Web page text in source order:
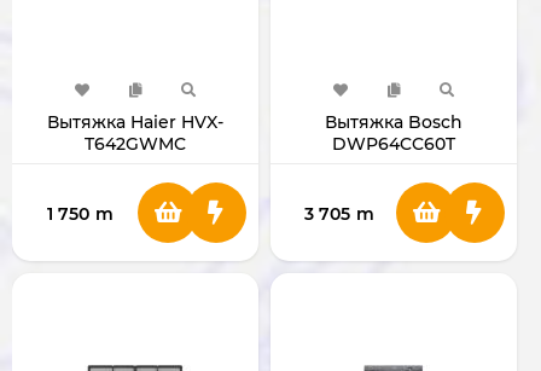
Вытяжка Haier HVX-
T642GWMC
1 750 m
Вытяжка Bosch
DWP64CC60T
3 705 m